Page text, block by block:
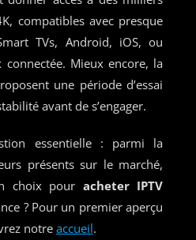
compatibles avec presque
TVs, Android, iOS, ou
Mieux encore, la
une période d’essai
avant de s’engager.
essentielle : parmi la
présents sur le marché,
choix pour acheter IPTV
? Pour un premier aperçu
notre accueil.